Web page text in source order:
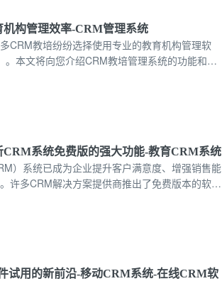
构管理效率-CRM管理系统
CRM教培纷纷选择使用专业的教育机构管理软
本文将向您介绍CRM教培管理系统的功能和优
系统免费版的强大功能-教育CRM系统
）系统已成为企业提升客户满意度、增强销售能
许多CRM解决方案提供商推出了免费版本的软
试用的新前沿-移动CRM系统-在线CRM软